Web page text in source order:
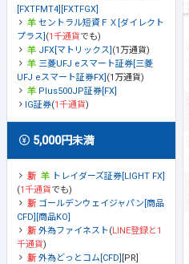
[FXTFMT4][FXTFGX]
セントラル短資ＦＸ[ダイレクト
プラス] (1千通貨でも)
JFX[マトリックス] (1万通貨)
三菱UFJ eスマート証券[三菱
UFJ eスマート証券FX] (1万通貨)
Plus500JP証券[FX]
IG証券(1千通貨)
5,000円未満
トレイダーズ証券[LIGHT FX]
(1千通貨でも)
ゴールデンウェイジャパン[商品
CFD][商品KO]
外為ファイネスト(LINE登録と1
千通貨)
外為どっとコム[CFD] [PR]